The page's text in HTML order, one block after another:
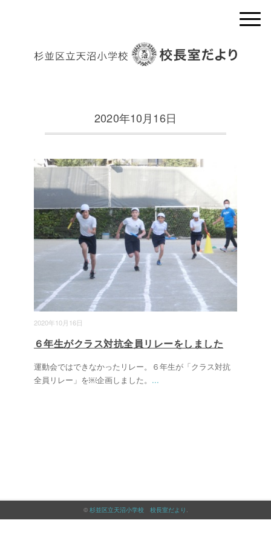
2020年10月16日
2020年10月16日
６年生がクラス対抗全員リレーをしました
運動会ではできなかったリレー。６年生が「クラス対抗
全員リレー」を￼企画しました。 ...
© 杉並区立天沼小学校 校長室だより .